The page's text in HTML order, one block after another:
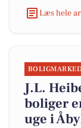
Læs hele
J.L.
boliger
uge i